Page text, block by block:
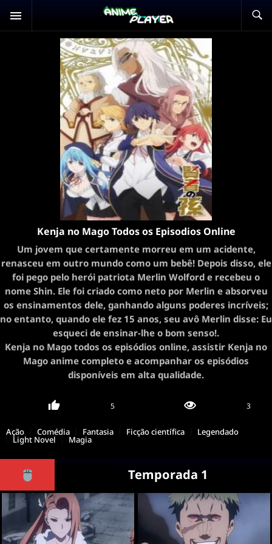
Kenja no Mago Todos os Episodios Online
Um jovem que certamente morreu em um acidente,
renasceu em outro mundo como um bebê! Depois disso, ele
foi pego pelo herói patriota Merlin Wolford e recebeu o
nome Shin. Ele foi criado como neto por Merlin e absorveu
os ensinamentos dele, ganhando alguns poderes incríveis;
no entanto, quando ele fez 15 anos, seu avô Merlin disse: Eu
esqueci de ensinar-lhe o bom senso!.
Kenja no Mago todos os episódios online, assistir Kenja no
Mago anime completo e acompanhar os episódios
disponíveis em alta qualidade.
5 3
Ação Comédia Fantasia Ficção científica Legendado
Light Novel Magia
Temporada 1